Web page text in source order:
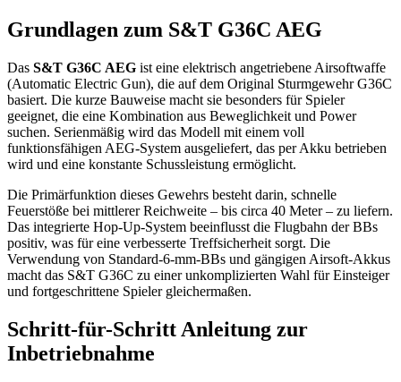
Grundlagen zum S&T G36C AEG
Das S&T G36C AEG ist eine elektrisch angetriebene Airsoftwaffe
(Automatic Electric Gun), die auf dem Original Sturmgewehr G36C
basiert. Die kurze Bauweise macht sie besonders für Spieler
geeignet, die eine Kombination aus Beweglichkeit und Power
suchen. Serienmäßig wird das Modell mit einem voll
funktionsfähigen AEG-System ausgeliefert, das per Akku betrieben
wird und eine konstante Schussleistung ermöglicht.
Die Primärfunktion dieses Gewehrs besteht darin, schnelle
Feuerstöße bei mittlerer Reichweite – bis circa 40 Meter – zu liefern.
Das integrierte Hop-Up-System beeinflusst die Flugbahn der BBs
positiv, was für eine verbesserte Treffsicherheit sorgt. Die
Verwendung von Standard-6-mm-BBs und gängigen Airsoft-Akkus
macht das S&T G36C zu einer unkomplizierten Wahl für Einsteiger
und fortgeschrittene Spieler gleichermaßen.
Schritt-für-Schritt Anleitung zur
Inbetriebnahme